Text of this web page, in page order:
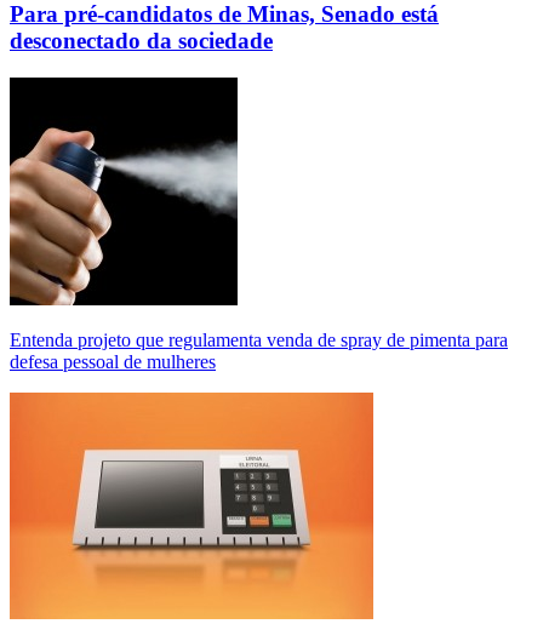
Para pré-candidatos de Minas, Senado está
desconectado da sociedade
Entenda projeto que regulamenta venda de spray de pimenta para
defesa pessoal de mulheres